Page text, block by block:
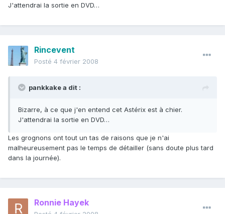
J'attendrai la sortie en DVD…
Rincevent
Posté 4 février 2008
pankkake a dit :
Bizarre, à ce que j'en entend cet Astérix est à chier.
J'attendrai la sortie en DVD…
Les grognons ont tout un tas de raisons que je n'ai
malheureusement pas le temps de détailler (sans doute plus tard
dans la journée).
Ronnie Hayek